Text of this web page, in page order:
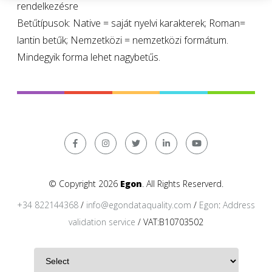
rendelkezésre
Betűtípusok: Native = saját nyelvi karakterek; Roman=
lantin betűk; Nemzetközi = nemzetközi formátum.
Mindegyik forma lehet nagybetűs.
© Copyright 2026 Egon. All Rights Reserverd.
+34 822144368 / info@egondataquality.com / Egon: Address
validation service / VAT:B10703502